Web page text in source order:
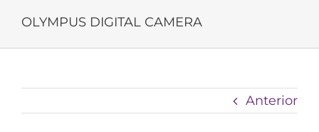
OLYMPUS DIGITAL CAMERA
Anterior